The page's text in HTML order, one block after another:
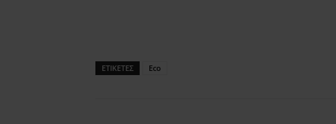
ΕΤΙΚΕΤΕΣ Eco